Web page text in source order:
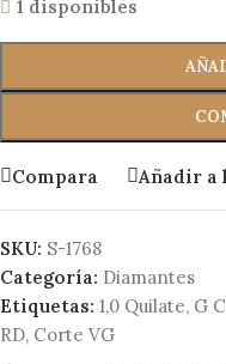
1 disponibles
Compara Añadir a
SKU: S-1768
Categoría: Diamantes
Etiquetas: 1,0 Quilate, G
RD, Corte VG